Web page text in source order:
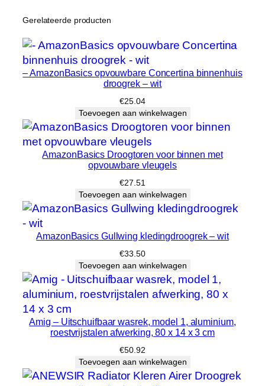
Gerelateerde producten
– AmazonBasics opvouwbare Concertina binnenhuis
droogrek – wit
€25.04
Toevoegen aan winkelwagen
AmazonBasics Droogtoren voor binnen met
opvouwbare vleugels
€27.51
Toevoegen aan winkelwagen
AmazonBasics Gullwing kledingdroogrek – wit
€33.50
Toevoegen aan winkelwagen
Amig – Uitschuifbaar wasrek, model 1, aluminium,
roestvrijstalen afwerking, 80 x 14 x 3 cm
€50.92
Toevoegen aan winkelwagen